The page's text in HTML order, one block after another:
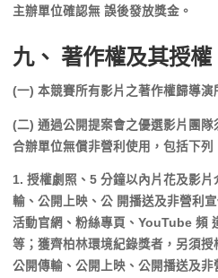
主辦單位確認無 誤後發放獎金。
九、 著作權及其授權
(一) 本競賽所有影片之著作權歸導演
(二) 通過公開提案會之優選影片團
合辦單位無償非營利使用，包括下列
1. 授權劇照、5 分鐘以內片花及影
輸、公開上映、公 開播送及非營利
活動官網、粉絲專頁、YouTube 頻
等；獲齊柏林環境紀錄獎者，另須授
公開傳輸、公開上映、公開播送及非